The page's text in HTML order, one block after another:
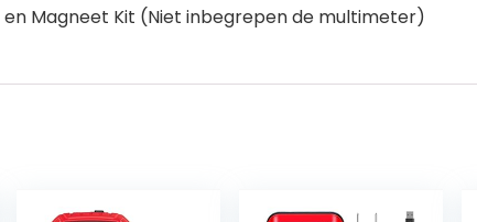
Magneet Kit (Niet inbegrepen de multimeter)